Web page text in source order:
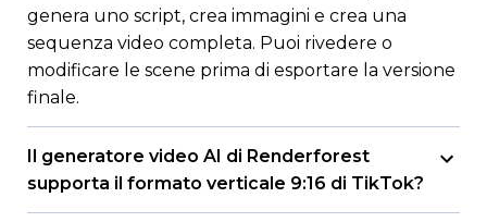
genera uno script, crea immagini e crea una
sequenza video completa. Puoi rivedere o
modificare le scene prima di esportare la versione
finale.
Il generatore video AI di Renderforest
supporta il formato verticale 9:16 di TikTok?
Sì. Tutti i video TikTok realizzati in Renderforest